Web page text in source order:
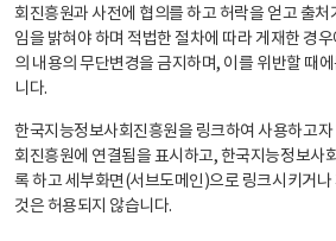
회진흥원과 사전에 협의를 하고 허락을 얻고 출
임을 밝혀야 하며 적법한 절차에 따라 게재한 경
의 내용의 무단변경을 금지하며, 이를 위반할 때
니다.
한국지능정보사회진흥원을 링크하여 사용하고
회진흥원에 연결됨을 표시하고, 한국지능정보사
록 하고 세부화면(서브도메인)으로 링크시키거나
것은 허용되지 않습니다.